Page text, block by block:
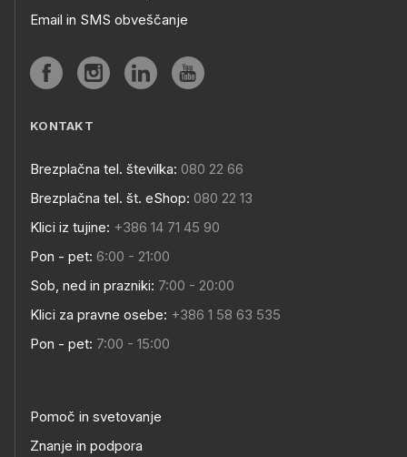
Email in SMS obveščanje
KONTAKT
Brezplačna tel. številka: 080 22 66
Brezplačna tel. št. eShop: 080 22 13
Klici iz tujine: +386 14 71 45 90
Pon - pet: 6:00 - 21:00
Sob, ned in prazniki: 7:00 - 20:00
Klici za pravne osebe: +386 1 58 63 535
Pon - pet: 7:00 - 15:00
Pomoč in svetovanje
Znanje in podpora